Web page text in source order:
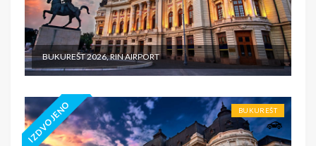
BUKUREŠT 2026, RIN AIRPORT
IZDVOJENO BUKUREŠT